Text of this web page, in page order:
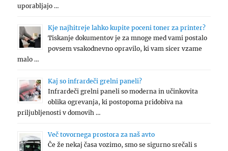
uporabljajo …
Kje najhitreje lahko kupite poceni toner za printer?
Tiskanje dokumentov je za mnoge med vami postalo
povsem vsakodnevno opravilo, ki vam sicer vzame
malo …
Kaj so infrardeči grelni paneli?
Infrardeči grelni paneli so moderna in učinkovita
oblika ogrevanja, ki postopoma pridobiva na
priljubljenosti v domovih …
Več tovornega prostora za naš avto
Če že nekaj časa vozimo, smo se sigurno srečali s